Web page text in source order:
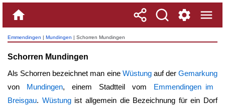
Emmendingen | Mundingen | Schorren Mundingen
Schorren Mundingen
Als Schorren bezeichnet man eine Wüstungauf der Gemarkung
von Mundingen, einem Stadtteil vom Emmendingen im
Breisgau. Wüstungist allgemein die Bezeichnung für ein Dorf